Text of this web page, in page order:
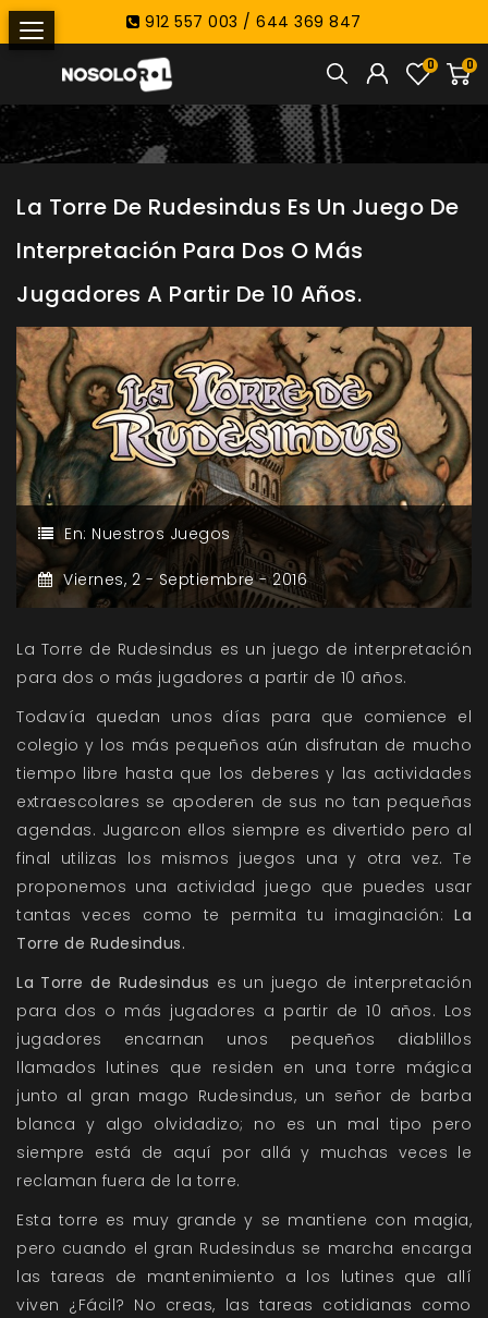
912 557 003 / 644 369 847
0
0
La Torre De Rudesindus Es Un Juego De
Interpretación Para Dos O Más
Jugadores A Partir De 10 Años.
En: Nuestros Juegos
Viernes, 2 - Septiembre -2016
La Torre de Rudesindus es un juego de interpretación
para dos o más jugadores a partir de 10 años.
Todavía quedan unos días para que comience el
colegio y los más pequeños aún disfrutan de mucho
tiempo libre hasta que los deberes y las actividades
extraescolares se apoderen de sus no tan pequeñas
agendas. Jugarcon ellos siempre es divertido pero al
final utilizas los mismos juegos una y otra vez. Te
proponemos una actividad juego que puedes usar
tantas veces como te permita tu imaginación: La
Torre de Rudesindus.
La Torre de Rudesindus es un juego de interpretación
para dos o más jugadores a partir de 10 años. Los
jugadores encarnan unos pequeños diablillos
llamados lutines que residen en una torre mágica
junto al gran mago Rudesindus, un señor de barba
blanca y algo olvidadizo; no es un mal tipo pero
siempre está de aquí por allá y muchas veces le
reclaman fuera de la torre.
Esta torre es muy grande y se mantiene con magia,
pero cuando el gran Rudesindus se marcha encarga
las tareas de mantenimiento a los lutines que allí
viven ¿Fácil? No creas, las tareas cotidianas como